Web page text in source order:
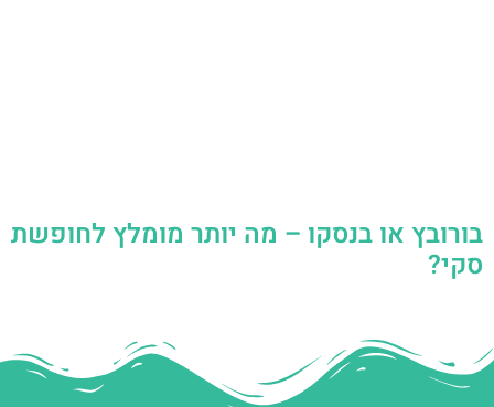
בורובץ או בנסקו – מה יותר מומלץ לחופשת
סקי?